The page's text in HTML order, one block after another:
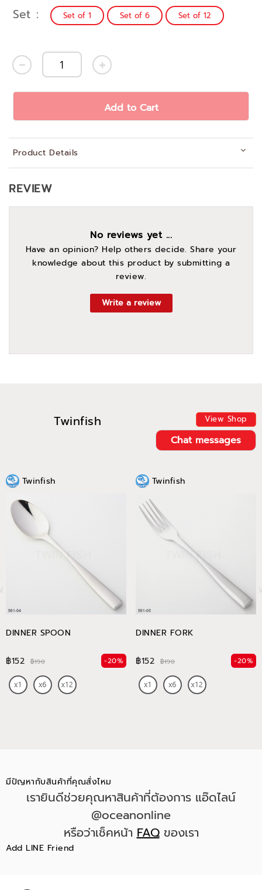
Set Set of 1 Set of 6 Set of 12
Add to Cart
Product Details
Twinfish View Shop
Chat messages
Twinfish
DINNER SPOON
฿152 ฿190 -20%
Twinfish
DINNER FORK
฿152 ฿190 -20%
REVIEW
No reviews yet ...
Have an opinion? Help others decide. Share your
knowledge about this product by submitting a
review.
Write a review
มีปัญหากับสินค้าที่คุณสั่งไหม
เรายินดีช่วยคุณหาสินค้าที่ต้องการ แอ๊ดไลน์
@oceanonline
หรือว่าเช็คหน้าFAQของเรา
Add LINE Friend